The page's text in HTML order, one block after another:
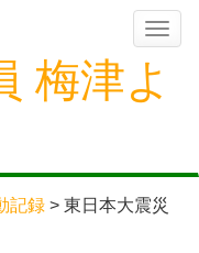
Toggle
navigation
梅津よ
記録 > 東日本大震災